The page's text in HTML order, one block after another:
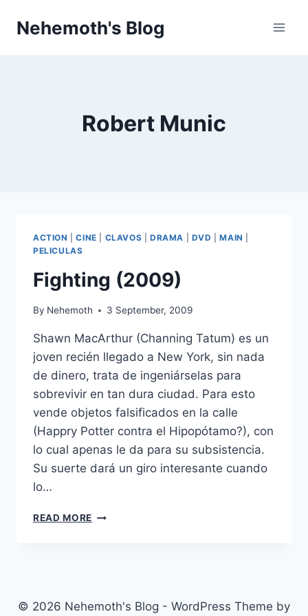
Nehemoth's Blog
Robert Munic
ACTION |CINE CLAVOS DRAMA DVD |MAIN
PELICULAS
Fighting (2009)
By Nehemoth 3 September, 2009
Shawn MacArthur (Channing Tatum) es un
joven recién llegado a New York, sin nada
de dinero, trata de ingeniárselas para
sobrevivir en tan dura ciudad. Para esto
vende objetos falsificados en la calle
(Happry Potter contra el Hipopótamo?), con
lo cual apenas le da para su subsistencia.
Su suerte dará un giro interesante cuando
lo…
READ MORE FIGHTING
© 2026 Nehemoth's Blog - WordPress Theme by